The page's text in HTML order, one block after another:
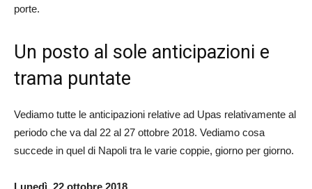
porte.
Un posto al sole anticipazioni e
trama puntate
Vediamo tutte le anticipazioni relative ad Upas relativamente al
periodo che va dal 22 al 27 ottobre 2018. Vediamo cosa
succede in quel di Napoli tra le varie coppie, giorno per giorno.
Lunedì, 22 ottobre 2018